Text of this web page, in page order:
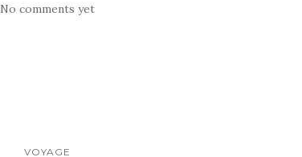
No comments yet
VOYAGE